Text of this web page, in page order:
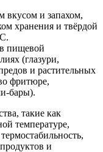
вкусом и запахом,
хранения и твёрдой
пищевой
(глазури,
и растительных
фритюре,
бары).
такие как
температуре,
и